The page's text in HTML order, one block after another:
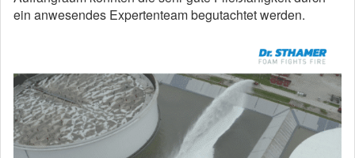
ein anwesendes Expertenteam begutachtet werden.